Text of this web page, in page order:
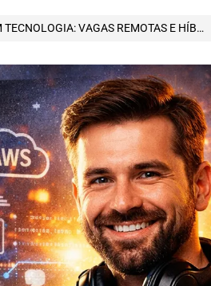
REMOTAS E HÍBRIDAS ESPERANDO POR VOCÊ!